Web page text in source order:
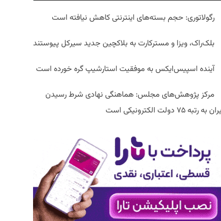
رگولاتوری: حجم بسته‌های اینترنتی کاهش نیافته است
بلک‌راک، ویزا و مسترکارت به بلاکچین جدید سیرکل پیوستند
آینده اسپیس‌ایکس به موفقیت استارشیپ گره خورده است
مرکز پژوهش‌های مجلس: هماهنگی نهادی شرط رسیدن
به رتبه ۷۵ دولت الکترونیکی است